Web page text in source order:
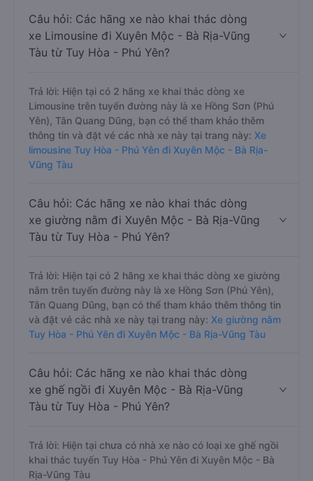
Câu hỏi: Các hãng xe nào khai thác dòng
xe Limousine đi Xuyên Mộc - Bà Rịa-Vũng
Tàu từ Tuy Hòa - Phú Yên?
Trả lời: Hiện tại có 2 hãng xe khai thác dòng xe
Limousine trên tuyến đường này là xe Hồng Sơn (Phú
Yên), Tân Quang Dũng, bạn có thể tham khảo thêm
thông tin và đặt vé các nhà xe này tại trang này: Xe
limousine Tuy Hòa - Phú Yên đi Xuyên Mộc - Bà Rịa-
Vũng Tàu
Câu hỏi: Các hãng xe nào khai thác dòng
xe giường nằm đi Xuyên Mộc - Bà Rịa-Vũng
Tàu từ Tuy Hòa - Phú Yên?
Trả lời: Hiện tại có 2 hãng xe khai thác dòng xe giường
nằm trên tuyến đường này là xe Hồng Sơn (Phú Yên),
Tân Quang Dũng, bạn có thể tham khảo thêm thông tin
và đặt vé các nhà xe này tại trang này: Xe giường nằm
Tuy Hòa - Phú Yên đi Xuyên Mộc - Bà Rịa-Vũng Tàu
Câu hỏi: Các hãng xe nào khai thác dòng
xe ghế ngồi đi Xuyên Mộc - Bà Rịa-Vũng
Tàu từ Tuy Hòa - Phú Yên?
Trả lời: Hiện tại chưa có nhà xe nào có loại xe ghế ngồi
khai thác tuyến Tuy Hòa - Phú Yên đi Xuyên Mộc - Bà
Rịa-Vũng Tàu